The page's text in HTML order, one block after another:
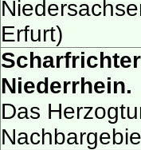
Erfurt)
Niederrhein.
Das